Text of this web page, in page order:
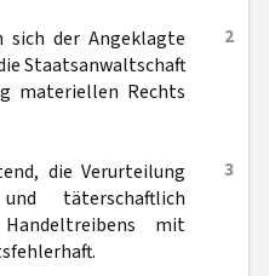
2
sich der Angeklagte
Staatsanwaltschaft
materiellen Rechts
3
die Verurteilung
täterschaftlich
mit